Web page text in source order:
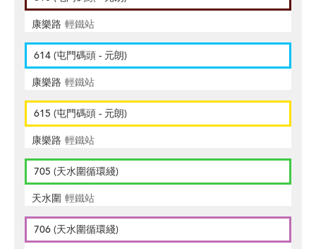
康樂路 輕鐵站
614 (屯門碼頭 - 元朗)
康樂路 輕鐵站
615 (屯門碼頭 - 元朗)
康樂路 輕鐵站
705 (天水圍循環綫)
天水圍 輕鐵站
706 (天水圍循環綫)